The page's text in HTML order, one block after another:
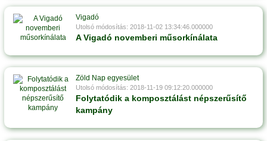
Vigadó
Utolsó módosítás: 2018-11-02 13:34:46.000000
A Vigadó novemberi műsorkínálata
Zöld Nap egyesület
Utolsó módosítás: 2018-11-19 09:12:20.000000
Folytatódik a komposztálást népszerűsítő
kampány